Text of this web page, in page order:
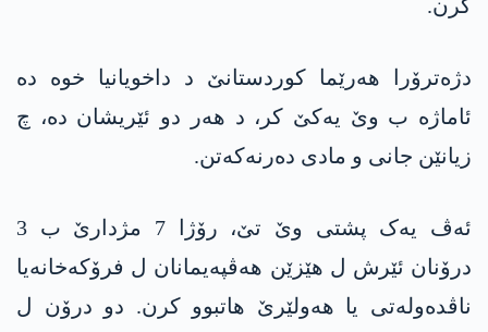
کرن.
دژەترۆرا ھەرێما کوردستانێ د داخویانیا خوە دە
ئاماژە ب وێ یەکێ کر، د ھەر دو ئێریشان دە، چ
زیانێن جانی و مادی دەرنەکەتن.
ئەڤ یەک پشتی وێ تێ، رۆژا 7 مژدارێ ب 3
درۆنان ئێرش ل ھێزێن ھەڤپەیمانان ل فرۆکەخانەیا
ناڤدەولەتی یا ھەولێرێ ھاتبوو کرن. دو درۆن ل